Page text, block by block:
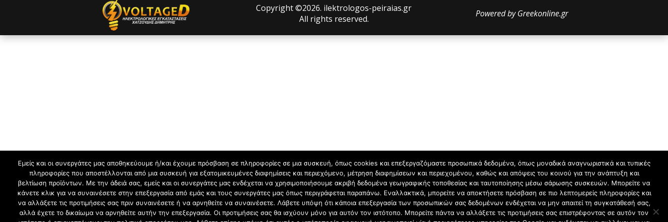
Copyright ©2026. ilektrologos-peiraias.gr
All rights reserved.
Powered by Greekonline.gr
Εμείς και οι συνεργάτες μας αποθηκεύουμε ή/και έχουμε πρόσβαση σε πληροφορίες σε μια συσκευή, όπως cookies και επεξεργαζόμαστε προσωπικά δεδομένα, όπως μοναδικά αναγνωριστικά και τυπικές
πληροφορίες που αποστέλλονται από μια συσκευή για εξατομικευμένες διαφημίσεις και περιεχόμενο, μέτρηση διαφημίσεων και περιεχομένου, καθώς και απόψεις του κοινού για την ανάπτυξη και
βελτίωση προϊόντων. Με την άδειά σας, εμείς και οι συνεργάτες μας ενδέχεται να χρησιμοποιήσουμε ακριβή δεδομένα γεωγραφικής τοποθεσίας και ταυτοποίησης μέσω σάρωσης συσκευών. Μπορείτε να
κάνετε κλικ για να συναινέσετε στην επεξεργασία από εμάς και τους συνεργάτες μας όπως περιγράφεται παραπάνω. Εναλλακτικά, μπορείτε να αποκτήσετε πρόσβαση σε πιο λεπτομερείς πληροφορίες και
να αλλάξετε τις προτιμήσεις σας πριν συναινέσετε ή να αρνηθείτε να συναινέσετε. Λάβετε υπόψη ότι κάποια επεξεργασία των προσωπικών σας δεδομένων ενδέχεται να μην απαιτεί τη συγκατάθεσή σας,
αλλά έχετε το δικαίωμα να αρνηθείτε αυτήν την επεξεργασία. Οι προτιμήσεις σας θα ισχύουν μόνο για αυτόν τον ιστότοπο. Μπορείτε πάντα να αλλάξετε τις προτιμήσεις σας επιστρέφοντας σε αυτόν τον